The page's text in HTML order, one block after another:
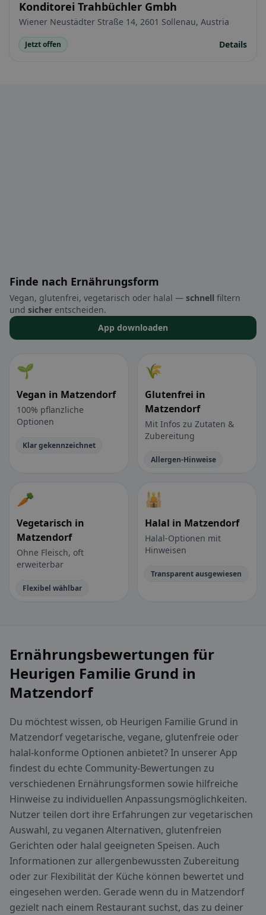
Konditorei Trahbüchler Gmbh
Wiener Neustädter Straße 14, 2601 Sollenau, Austria
Jetzt offen Details
Finde nach Ernährungsform
Vegan, glutenfrei, vegetarisch oder halal — schnell filtern
und sicher entscheiden.
App downloaden
🌱
Vegan in Matzendorf
100% pflanzliche
Optionen
Klar gekennzeichnet
🌾
Glutenfrei in
Matzendorf
Mit Infos zu Zutaten &
Zubereitung
Allergen-Hinweise
🥕
Vegetarisch in
Matzendorf
Ohne Fleisch, oft
erweiterbar
Flexibel wählbar
🕌
Halal in Matzendorf
Halal-Optionen mit
Hinweisen
Transparent ausgewiesen
Ernährungsbewertungen für
Heurigen Familie Grund in
Matzendorf
Du möchtest wissen, ob Heurigen Familie Grund in
Matzendorf vegetarische, vegane, glutenfreie oder
halal-konforme Optionen anbietet? In unserer App
findest du echte Community-Bewertungen zu
verschiedenen Ernährungsformen sowie hilfreiche
Hinweise zu individuellen Anpassungsmöglichkeiten.
Nutzer teilen dort ihre Erfahrungen zur vegetarischen
Auswahl, zu veganen Alternativen, glutenfreien
Gerichten oder halal geeigneten Speisen. Auch
Informationen zur allergenbewussten Zubereitung
oder zur Flexibilität der Küche können bewertet und
eingesehen werden. Gerade wenn du in Matzendorf
gezielt nach einem Restaurant suchst, das zu deiner